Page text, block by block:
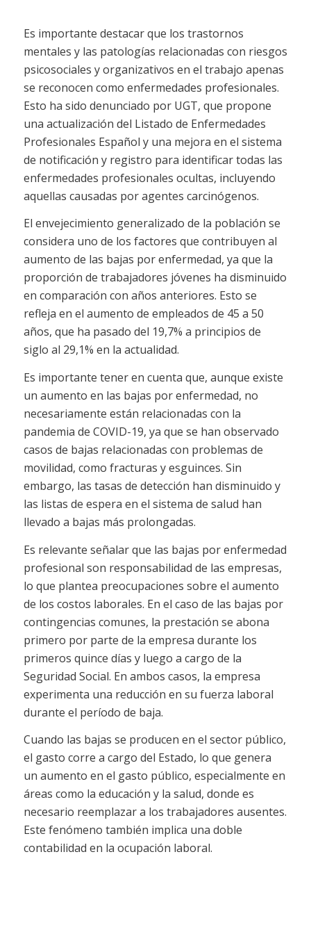
Es importante destacar que los trastornos
mentales y las patologías relacionadas con riesgos
psicosociales y organizativos en el trabajo apenas
se reconocen como enfermedades profesionales.
Esto ha sido denunciado por UGT, que propone
una actualización del Listado de Enfermedades
Profesionales Español y una mejora en el sistema
de notificación y registro para identificar todas las
enfermedades profesionales ocultas, incluyendo
aquellas causadas por agentes carcinógenos.
El envejecimiento generalizado de la población se
considera uno de los factores que contribuyen al
aumento de las bajas por enfermedad, ya que la
proporción de trabajadores jóvenes ha disminuido
en comparación con años anteriores. Esto se
refleja en el aumento de empleados de 45 a 50
años, que ha pasado del 19,7% a principios de
siglo al 29,1% en la actualidad.
Es importante tener en cuenta que, aunque existe
un aumento en las bajas por enfermedad, no
necesariamente están relacionadas con la
pandemia de COVID-19, ya que se han observado
casos de bajas relacionadas con problemas de
movilidad, como fracturas y esguinces. Sin
embargo, las tasas de detección han disminuido y
las listas de espera en el sistema de salud han
llevado a bajas más prolongadas.
Es relevante señalar que las bajas por enfermedad
profesional son responsabilidad de las empresas,
lo que plantea preocupaciones sobre el aumento
de los costos laborales. En el caso de las bajas por
contingencias comunes, la prestación se abona
primero por parte de la empresa durante los
primeros quince días y luego a cargo de la
Seguridad Social. En ambos casos, la empresa
experimenta una reducción en su fuerza laboral
durante el período de baja.
Cuando las bajas se producen en el sector público,
el gasto corre a cargo del Estado, lo que genera
un aumento en el gasto público, especialmente en
áreas como la educación y la salud, donde es
necesario reemplazar a los trabajadores ausentes.
Este fenómeno también implica una doble
contabilidad en la ocupación laboral.